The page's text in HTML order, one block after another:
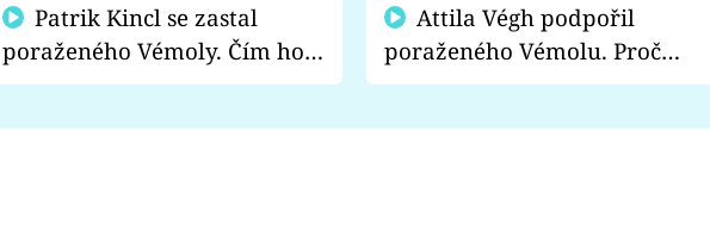
poraženého Vémoly. Čím ho
fanoušci naštvali?
poraženého Vémolu. Proč
chce raději zápasit s ním než